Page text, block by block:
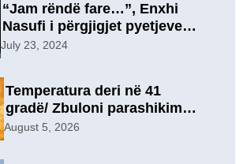
“Jam rëndë fare…”, Enxhi
Nasufi i përgjigjet pyetjeve
për ish-in, pas përfundimit të
një lidhje të re?
July 23, 2024
Temperatura deri në 41
gradë/ Zbuloni parashikimin
e motit, për sot
August 5, 2026